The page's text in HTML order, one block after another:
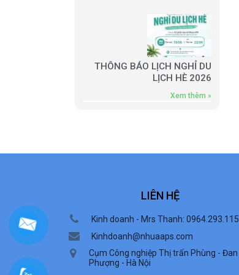
THÔNG BÁO LỊCH NGHỈ DU
LỊCH HÈ 2026
Xem thêm »
LIÊN HỆ
Kinh doanh - Mrs Thanh: 0964.293.115
Kinhdoanh@nhuaaps.com
Cụm Công nghiệp Thị trấn Phùng - Đan
Phượng - Hà Nội